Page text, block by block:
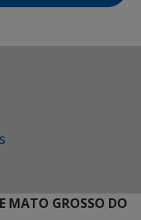
MATO GROSSO DO